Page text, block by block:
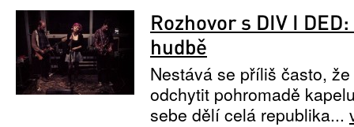
Rozhovor s DIV I
hudbě
Nestává se příliš často,
odchytit pohromadě
sebe dělí celá republika...